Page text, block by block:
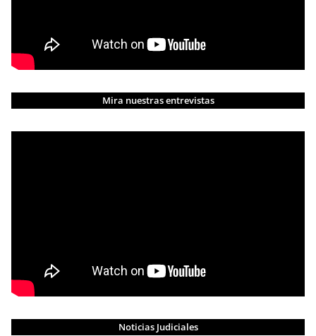
Mira nuestras entrevistas
Noticias Judiciales